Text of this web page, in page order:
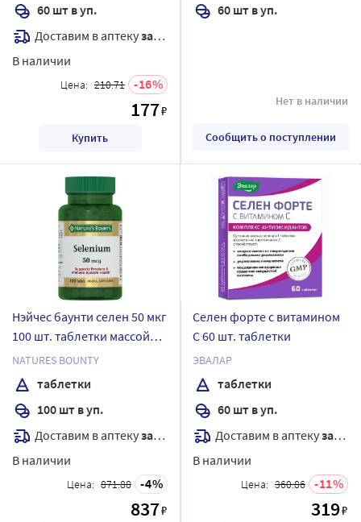
60 шт в уп.
Доставим в аптекузавтра
В наличии
Цена: 210.71 16
177₽
Купить
60 шт в уп.
Нет в наличии
Сообщить о поступлении
Нэйчес баунти селен 50 мкг
100 шт. таблетки массой
330 мг
NATURES BOUNTY
таблетки
100 шт в уп.
Доставим в аптекузавтра
В наличии
Цена: 871.88 4
837₽
Селен форте с витамином
С 60 шт. таблетки
ЭВАЛАР
таблетки
60 шт в уп.
Доставим в аптекузавтра
В наличии
Цена: 360.86 11
319₽